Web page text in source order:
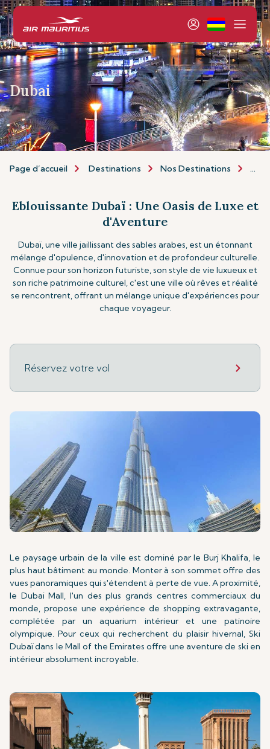
Dubai
Page d’accueil Destinations Nos Destinations
Eblouissante Dubaï : Une Oasis de Luxe et
d'Aventure
Dubaï, une ville jaillissant des sables arabes, est un étonnant
mélange d'opulence, d'innovation et de profondeur culturelle.
Connue pour son horizon futuriste, son style de vie luxueux et
son riche patrimoine culturel, c'est une ville où rêves et réalité
se rencontrent, offrant un mélange unique d'expériences pour
chaque voyageur.
Réservez votre vol
Le paysage urbain de la ville est dominé par le Burj Khalifa, le
plus haut bâtiment au monde. Monter à son sommet offre des
vues panoramiques qui s'étendent à perte de vue. A proximité,
le Dubai Mall, l'un des plus grands centres commerciaux du
monde, propose une expérience de shopping extravagante,
complétée par un aquarium intérieur et une patinoire
olympique. Pour ceux qui recherchent du plaisir hivernal, Ski
Dubaï dans le Mall of the Emirates offre une aventure de ski en
intérieur absolument incroyable.